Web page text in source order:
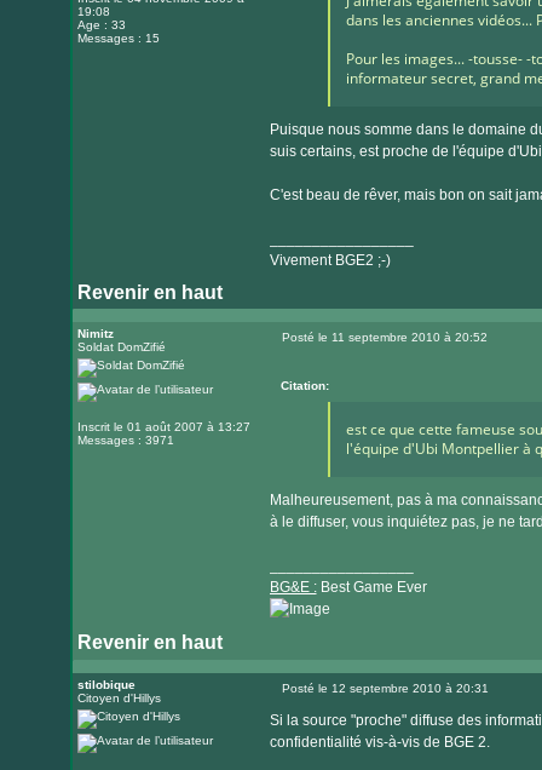
19:08
Age : 33
Messages : 15
dans les anciennes vidéos...
Pour les images... -tousse- -
informateur secret, grand
Puisque nous somme dans le domaine
suis certains, est proche de l'équipe
C'est beau de rêver, mais bon on sait
Vivement BGE2 ;-)
Revenir en haut
Nimitz
Soldat DomZifié
Inscrit le 01 août 2007 à 13:27
Messages : 3971
Posté le 11 septembre 2010 à 20:52
Citation:
est ce que cette fameuse
l'équipe d'Ubi Montpellier à
Malheureusement, pas à ma
à le diffuser, vous inquiétez pas, je ne
BG&E :Best Game Ever
Revenir en haut
le
internet
stilobique
Citoyen d'Hillys
Posté le 12 septembre 2010 à 20:31
Si la source "proche" diffuse des
confidentialité vis-à-vis de BGE 2.